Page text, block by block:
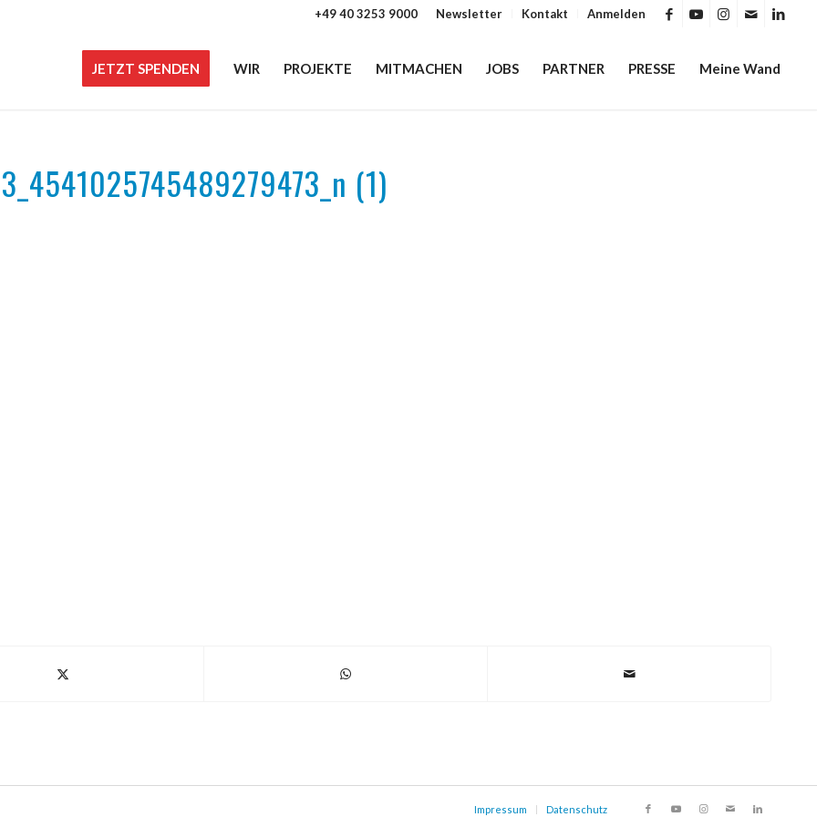
Newsletter Kontakt Anmelden
+49 40 3253 9000
JETZT SPENDEN WIR PROJEKTE MITMACHEN JOBS PARTNER PRESSE Meine Wand
(1)
Impressum Datenschutz